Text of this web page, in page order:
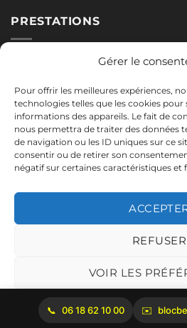
Gérer le
Pour offrir les meilleures expériences,
technologies telles que les cookies
informations des appareils. Le fait de
nous permettra de traiter des données
de navigation ou les ID uniques sur ce
consentir ou de retirer son
négatif sur certaines caractéristiques et
REFUSER
VOIR LES
Politique de
PRESTATIONS
Réalisations
NOUS CONTACTER
blocbetonsud@gmail.com
2645 Route de Cadenet
Copyright 2026 ©
06 18 62 10 00